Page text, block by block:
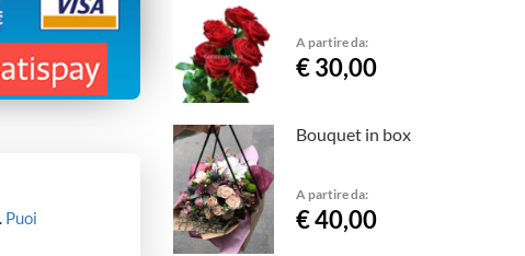
Puoi
A partire da:
€ 30,00
Bouquet in box
A partire da:
€ 40,00